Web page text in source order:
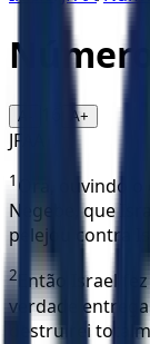
Números
A- A+
JFAA
1 Ora, ouvindo o
Negebe, que
pelejou contra
2
Então Israel
verdade
destruirei